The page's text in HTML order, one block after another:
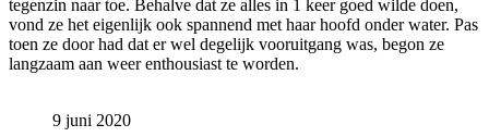
tegenzin naar toe. Behalve dat ze alles in 1 keer goed wilde doen,
vond ze het eigenlijk ook spannend met haar hoofd onder water. Pas
toen ze door had dat er wel degelijk vooruitgang was, begon ze
langzaam aan weer enthousiast te worden.
9 juni 2020